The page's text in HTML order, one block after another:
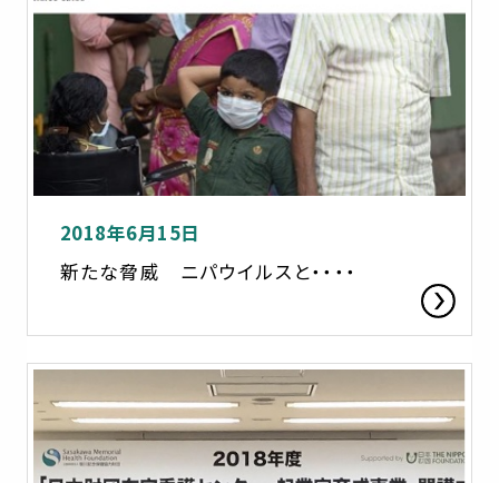
2018年6月15日
新たな脅威 ニパウイルスと・・・・